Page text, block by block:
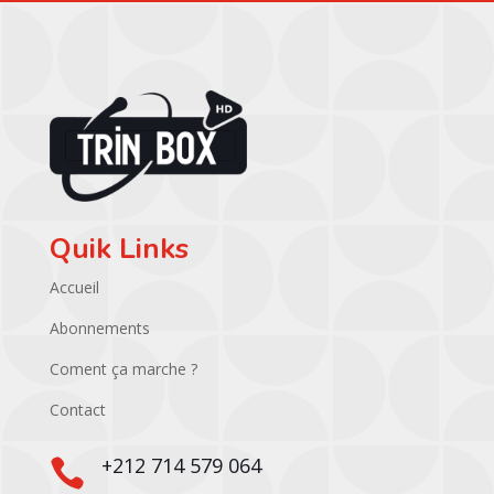
Quik Links
Accueil
Abonnements
Coment ça marche ?
Contact
 +212 714 579 064